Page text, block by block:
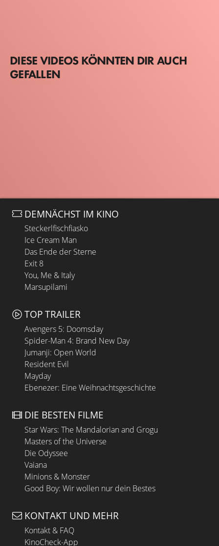
DIESE VIDEOS KÖNNTEN DIR AUCH
GEFALLEN
DEMNÄCHST IM KINO
Steckerlfischfiasko
Ice Cream Man
Das Ende der Sterne
Exit 8
You, Me & Italy
Marsupilami
TOP TRAILER
Avengers 5: Doomsday
Spider-Man 4: Brand New Day
Jumanji: Open World
Resident Evil
Mayday
Ebenezer: Eine Weihnachtsgeschichte
DIE BESTEN FILME
Star Wars: The Mandalorian and Grogu
Masters of the Universe
Die Odyssee
Vaiana
Minions & Monster
Good Boy: Wir wollen nur dein Bestes
KONTAKT UND MEHR
Kontakt & FAQ
KinoCheck-App